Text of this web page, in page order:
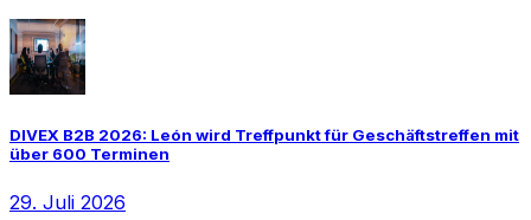
DIVEX B2B 2026: León wird Treffpunkt für Geschäftstreffen mit
über 600 Terminen
29. Juli 2026